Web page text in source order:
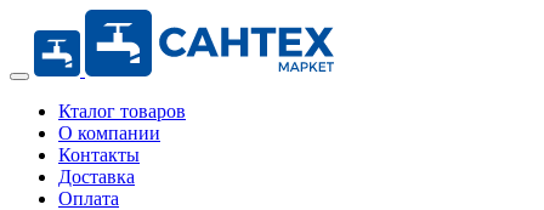
Кталог товаров
О компании
Контакты
Доставка
Оплата